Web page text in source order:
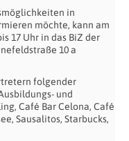
in
möchte, kann am
17 Uhr in das BiZ der
10 a
folgender
und
Café Bar Celona, Café
Sausalitos, Starbucks,